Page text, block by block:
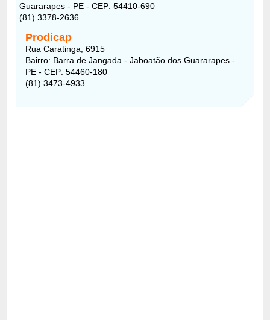
Guararapes - PE - CEP: 54410-690
(81) 3378-2636
Prodicap
Rua Caratinga, 6915
Bairro: Barra de Jangada - Jaboatão dos Guararapes -
PE - CEP: 54460-180
(81) 3473-4933